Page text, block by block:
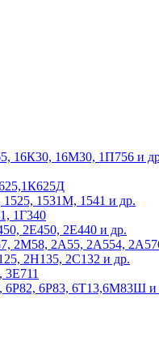
16К30, 16М30, 1П756 и
1525, 1531М, 1541 и др.
1Г340
2Е450, 2Е440 и др.
2М58, 2А55, 2А554,
2Н135, 2С132 и др.
3Е711
6Р82, 6Р83, 6Т13,6М83Ш и